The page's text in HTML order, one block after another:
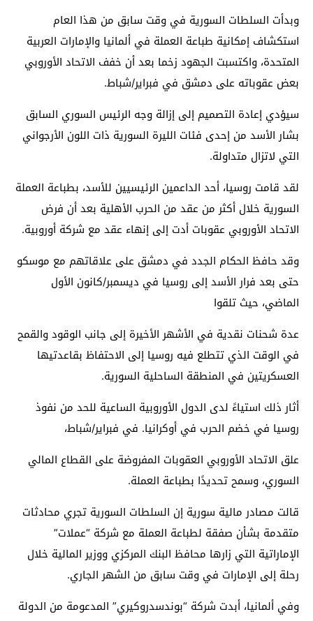
وبدأت السلطات السورية في وقت سابق من هذا العام
استكشاف إمكانية طباعة العملة في ألمانيا والإمارات العربية
المتحدة، واكتسبت الجهود زخما بعد أن خفف الاتحاد الأوروبي
بعض عقوباته على دمشق في فبراير/شباط.
سيؤدي إعادة التصميم إلى إزالة وجه الرئيس السوري السابق
بشار الأسد من إحدى فئات الليرة السورية ذات اللون الأرجواني
التي لاتزال متداولة.
لقد قامت روسيا، أحد الداعمين الرئيسيين للأسد، بطباعة العملة
السورية خلال أكثر من عقد من الحرب الأهلية بعد أن فرض
الاتحاد الأوروبي عقوبات أدت إلى إنهاء عقد مع شركة أوروبية.
وقد حافظ الحكام الجدد في دمشق على علاقاتهم مع موسكو
حتى بعد فرار الأسد إلى روسيا في ديسمبر/كانون الأول
الماضي، حيث تلقوا
عدة شحنات نقدية في الأشهر الأخيرة إلى جانب الوقود والقمح
في الوقت الذي تتطلع فيه روسيا إلى الاحتفاظ بقاعدتيها
العسكريتين في المنطقة الساحلية السورية.
أثار ذلك استياءً لدى الدول الأوروبية الساعية للحد من نفوذ
روسيا في خضم الحرب في أوكرانيا. في فبراير/شباط،
علق الاتحاد الأوروبي العقوبات المفروضة على القطاع المالي
السوري، وسمح تحديدًا بطباعة العملة.
قالت مصادر مالية سورية إن السلطات السورية تجري محادثات
متقدمة بشأن صفقة لطباعة العملة مع شركة “عملات”
الإماراتية التي زارها محافظ البنك المركزي ووزير المالية خلال
رحلة إلى الإمارات في وقت سابق من الشهر الجاري.
وفي ألمانيا، أبدت شركة “بوندسدروكيري” المدعومة من الدولة